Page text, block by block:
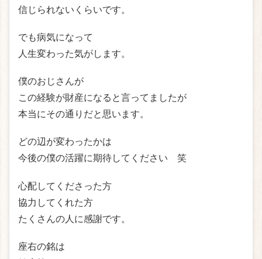
信じられないくらいです。
でも病気になって
人生変わった気がします。
僕のおじさんが
この経験が財産になると言ってましたが
本当にその通りだと思います。
どの辺が変わったかは
今後の僕の活躍に期待してください 笑
心配してくださった方
協力してくれた方
たくさんの人に感謝です。
座右の銘は